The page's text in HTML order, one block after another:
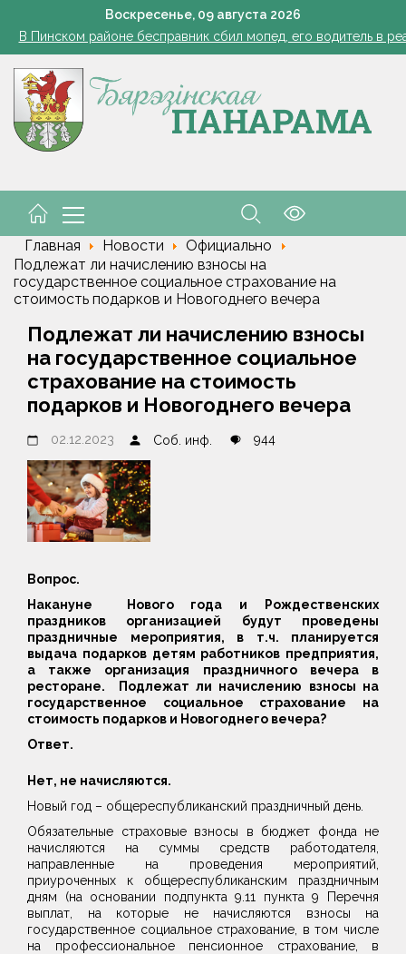
Воскресенье, 09 августа 2026
Губернатор поздравил строителей с профессиональным
В Пинском районе бесправник сбил мопед, его водитель в
жара ушла, но лето не спешит прощаться. Рябов рассказал о
а розацеа обострилась? Врач объяснила, почему
Губернатор поздравил строителей с профессиональным
Главная Новости
Официально
Подлежат ли начислению взносы на
государственное социальное страхование на
стоимость подарков и Новогоднего вечера
Подлежат ли начислению взносы
на государственное социальное
страхование на стоимость
подарков и Новогоднего вечера
02.12.2023 Соб. инф. 944
Вопрос.
Накануне Нового года и Рождественских
праздников организацией будут проведены
праздничные мероприятия, в т.ч. планируется
выдача подарков детям работников предприятия,
а также организация праздничного вечера в
ресторане. Подлежат ли начислению взносы на
государственное социальное страхование на
стоимость подарков и Новогоднего вечера?
Ответ.
Нет, не начисляются.
Новый год – общереспубликанский праздничный день.
Обязательные страховые взносы в бюджет фонда не
начисляются на суммы средств работодателя,
направленные на проведения мероприятий,
приуроченных к общереспубликанским праздничным
дням (на основании подпункта 9.11 пункта 9 Перечня
выплат, на которые не начисляются взносы на
государственное социальное страхование, в том числе
на профессиональное пенсионное страхование, в